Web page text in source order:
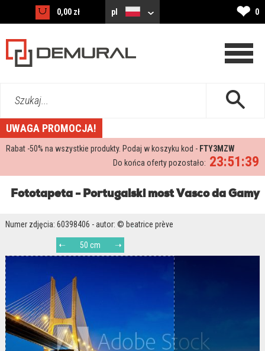
0,00 zł pl ❤ 0
Szukaj...
UWAGA PROMOCJA!
Rabat -50% na wszystkie produkty. Podaj w koszyku kod - FTY3MZW
23:51:38
Do końca oferty pozostało:
Fototapeta - Portugalski most Vasco da Gamy
Numer zdjęcia: 60398406 - autor: © beatrice prève
50 cm